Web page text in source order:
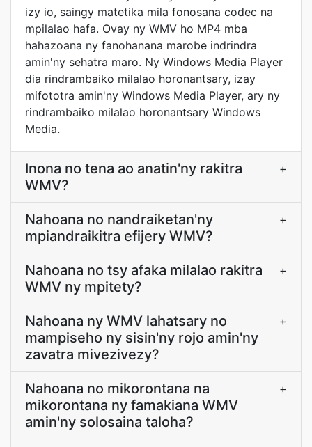
izy io, saingy matetika mila fonosana codec na
mpilalao hafa. Ovay ny WMV ho MP4 mba
hahazoana ny fanohanana marobe indrindra
amin'ny sehatra maro. Ny Windows Media Player
dia rindrambaiko milalao horonantsary, izay
mifototra amin'ny Windows Media Player, ary ny
rindrambaiko milalao horonantsary Windows
Media.
Inona no tena ao anatin'ny rakitra
WMV?
+
Nahoana no nandraiketan'ny
mpiandraikitra efijery WMV?
+
Nahoana no tsy afaka milalao rakitra
WMV ny mpitety?
+
Nahoana ny WMV lahatsary no
mampiseho ny sisin'ny rojo amin'ny
zavatra mivezivezy?
+
Nahoana no mikorontana na
mikorontana ny famakiana WMV
amin'ny solosaina taloha?
+